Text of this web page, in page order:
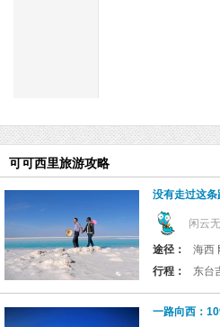
可可西里旅游攻略
没有走过这
闲云
途径：
海西
行程：
东台
一路向西：